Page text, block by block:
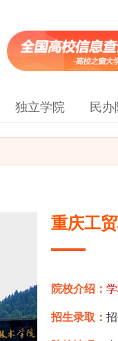
独立学院 民办
重庆工
院校介绍：
招生录取：